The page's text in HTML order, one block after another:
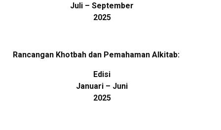
Juli – September
2025
Rancangan Khotbah dan Pemahaman Alkitab:
Edisi
Januari – Juni
2025